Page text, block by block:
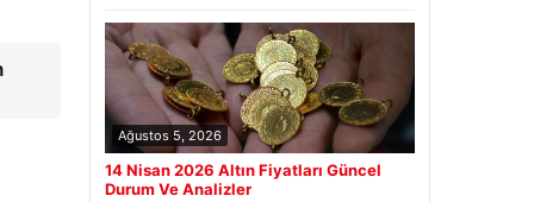
Ağustos 5, 2026
14 Nisan 2026 Altın Fiyatları Güncel
Durum Ve Analizler